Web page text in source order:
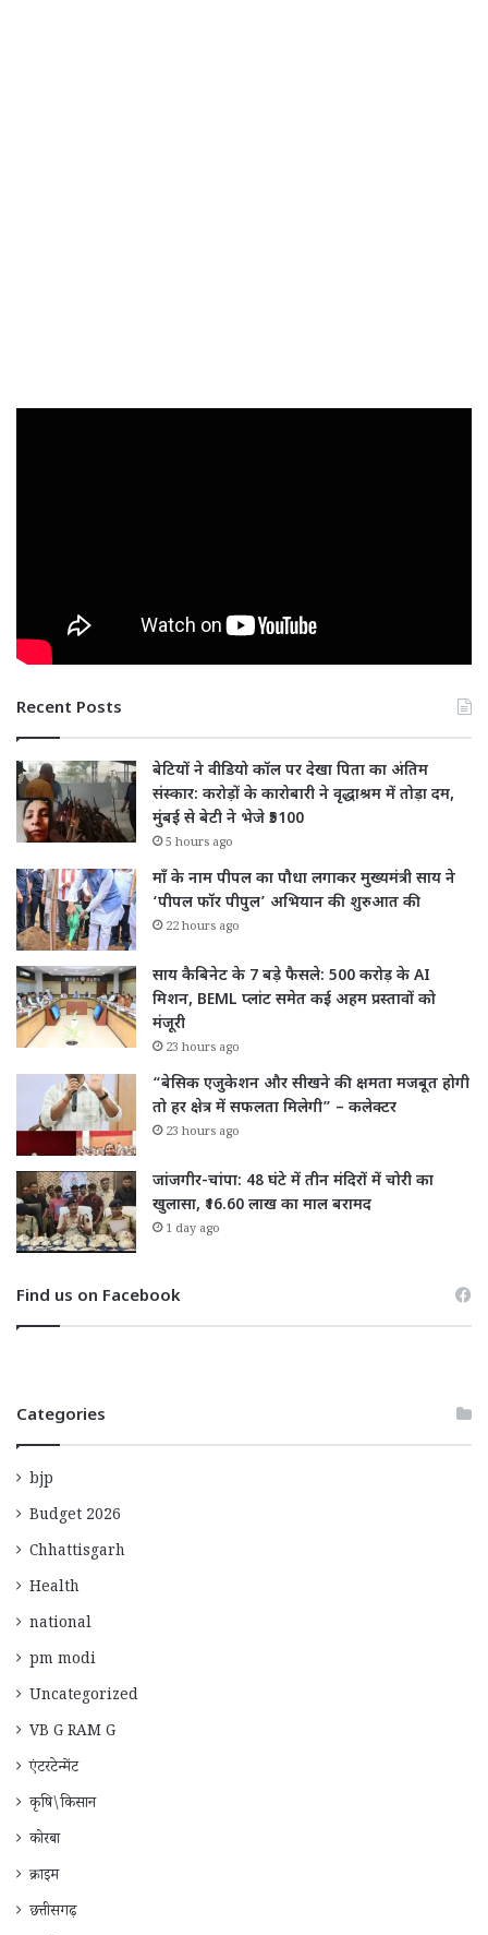
Recent Posts
बेटियों ने वीडियो कॉल पर देखा पिता का अंतिम
संस्कार: करोड़ों के कारोबारी ने वृद्धाश्रम में तोड़ा दम,
मुंबई से बेटी ने भेजे ₹5100
5 hours ago
माँ के नाम पीपल का पौधा लगाकर मुख्यमंत्री साय ने
‘पीपल फॉर पीपुल’ अभियान की शुरुआत की
22 hours ago
साय कैबिनेट के 7 बड़े फैसले: 500 करोड़ के AI
मिशन, BEML प्लांट समेत कई अहम प्रस्तावों को
मंजूरी
23 hours ago
“बेसिक एजुकेशन और सीखने की क्षमता मजबूत होगी
तो हर क्षेत्र में सफलता मिलेगी” – कलेक्टर
23 hours ago
जांजगीर-चांपा: 48 घंटे में तीन मंदिरों में चोरी का
खुलासा, ₹16.60 लाख का माल बरामद
1 day ago
Find us on Facebook
Categories
bjp
Budget 2026
Chhattisgarh
Health
national
pm modi
Uncategorized
VB G RAM G
एंटरटेन्मेंट
कृषि\किसान
कोरबा
क्राइम
छत्तीसगढ़